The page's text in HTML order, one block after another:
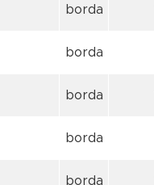
borda
borda
borda
borda
borda